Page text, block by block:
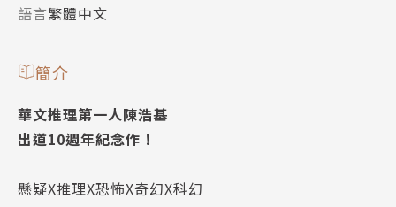
語言繁體中文
簡介
華文推理第一人陳浩基
出道10週年紀念作！
懸疑X推理X恐怖X奇幻X科幻